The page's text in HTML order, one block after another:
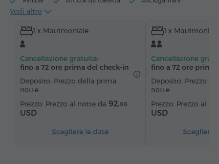
Pantofole
Armadio/Guardaroba Zona pranzo
Tavolo da pranzo Poltrona
Cassaforte Telefono Canali satellitari
Frigorifero
Vedi altro
1 x Matrimoniale
Cancellazione gratuita:
fino a 72 ore prima del check‑in
Deposito: Prezzo della prima
notte
Prezzo al notte da 92.96
USD
Scegliere le date
1 x Matrimoniale
Cancellazione
fino a 72 ore prima
Deposito: Prezzo
notte
Prezzo al
USD
Scegliere